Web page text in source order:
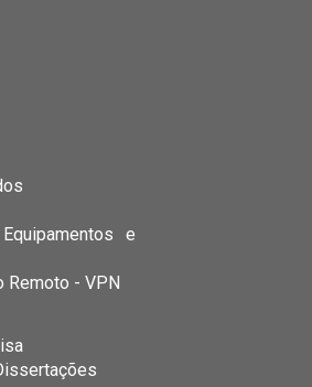
e
Remoto - VPN